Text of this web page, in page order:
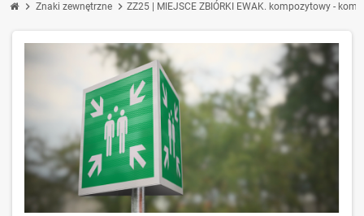
chevron_right Znaki zewnętrzne chevron_right ZZ25 | MIEJSCE ZBIÓRKI EWAK. kompozytowy -